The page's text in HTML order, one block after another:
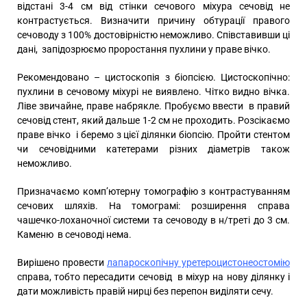
відстані 3-4 см від стінки сечового міхура сечовід не
контрастується. Визначити причину обтурації правого
сечоводу з 100% достовірністю неможливо. Співставивши ці
дані, запідозрюємо проростання пухлини у праве вічко.
Рекомендовано – цистоскопія з біопсією. Цистоскопічно:
пухлини в сечовому міхурі не виявлено. Чітко видно вічка.
Ліве звичайне, праве набрякле. Пробуємо ввести в правий
сечовід стент, який дальше 1-2 см не проходить. Розсікаємо
праве вічко і беремо з цієї ділянки біопсію. Пройти стентом
чи сечовідними катетерами різних діаметрів також
неможливо.
Призначаємо комп’ютерну томографію з контрастуванням
сечових шляхів. На томограмі: розширення справа
чашечко-лоханочної системи та сечоводу в н/треті до 3 см.
Каменю в сечоводі нема.
Вирішено провести лапароскопічну уретероцистонеостомію
справа, тобто пересадити сечовід в міхур на нову ділянку і
дати можливість правій нирці без перепон виділяти сечу.